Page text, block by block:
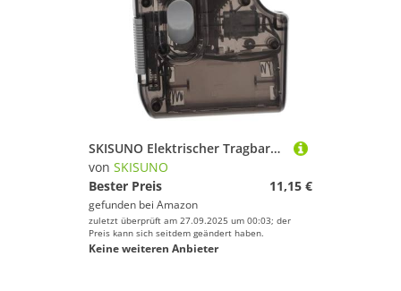
SKISUNO Elektrischer Tragbarer Angelhaken knoter Kompakt Leicht Vollautomatisch Schnelles Knoten Handliche Knothilfe für Angelausrüstung
von SKISUNO
Bester Preis
11,15 €
gefunden bei Amazon
zuletzt überprüft am 27.09.2025 um 00:03; der
Preis kann sich seitdem geändert haben.
Keine weiteren Anbieter